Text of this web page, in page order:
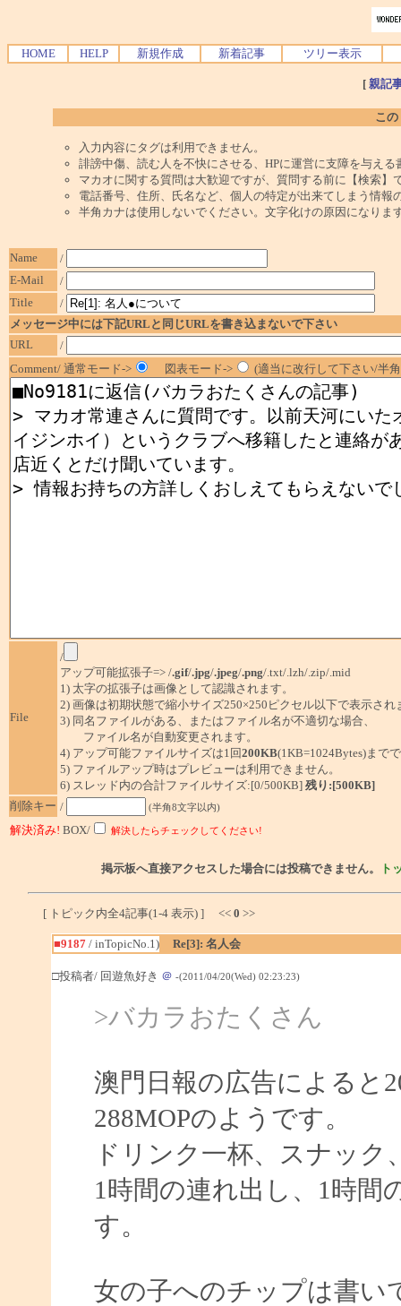
HOME HELP 新規作成 新着記事 ツリー表示
[ 親記
こ
入力内容にタグは利用できません。
誹謗中傷、読む人を不快にさせる、HPに運営に支障を与え
マカオに関する質問は大歓迎ですが、質問する前に【検索】
電話番号、住所、氏名など、個人の特定が出来てしまう情報
半角カナは使用しないでください。文字化けの原因になりま
Name
/
E-Mail
/
Title
/
メッセージ中には下記URLと同じURLを書き込まないで下さい
URL
/
Comment/ 通常モード->
図表モード-> (適当に改行して下さい/半
File
/
アップ可能拡張子=> /.gif/.jpg/.jpeg/.png/.txt/.lzh/.zip/.mid
1) 太字の拡張子は画像として認識されます。
2) 画像は初期状態で縮小サイズ250×250ピクセル以下で表示され
3) 同名ファイルがある、またはファイル名が不適切な場合、
ファイル名が自動変更されます。
4) アップ可能ファイルサイズは1回200KB(1KB=1024Bytes)まで
5) ファイルアップ時はプレビューは利用できません。
6) スレッド内の合計ファイルサイズ:[0/500KB] 残り:[500KB]
削除キー / (半角8文字以内)
解決済み! BOX/ 解決したらチェックしてください!
掲示板へ直接アクセスした場合には投稿できません。 ト
[ トピック内全4記事(1-4 表示) ] << 0 >>
■9187/ inTopicNo.1) Re[3]: 名人会
□投稿者/ 回遊魚好き ＠ -(2011/04/20(Wed) 02:23:23)
>バカラおたくさん
澳門日報の広告によると
288MOPのようです。
ドリンク一杯、スナッ
1時間の連れ出し、1時間
す。
女の子へのチップは書い